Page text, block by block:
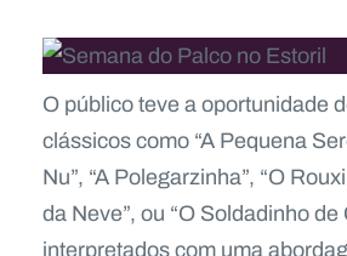
O público teve a oportunidade
clássicos como “A Pequena
Nu”, “A Polegarzinha”, “O
da Neve”, ou “O Soldadinho de